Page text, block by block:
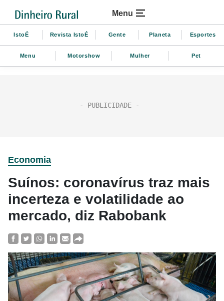
Menu
IstoÉ Revista IstoÉ Gente Planeta Esportes
Menu Motorshow Mulher Pet
Economia
Suínos: coronavírus traz mais
incerteza e volatilidade ao
mercado, diz Rabobank